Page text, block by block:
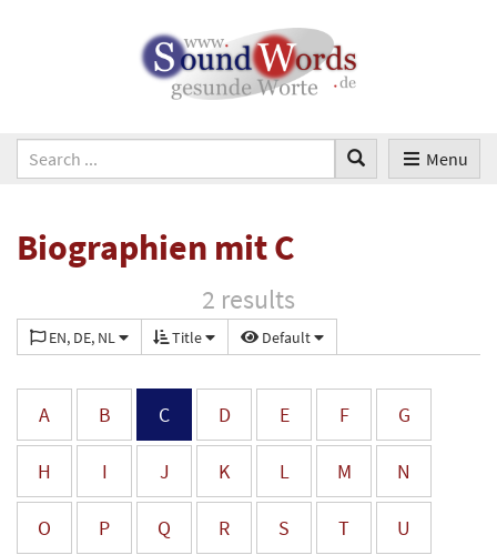
Menu
Biographien mit C
2 results
EN, DE, NL Title Default
A B C D E F G
H I J K L M N
O P Q R S T U